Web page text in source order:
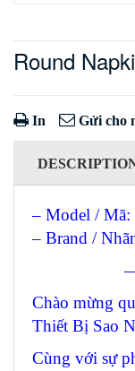
Round
In Gửi cho
– Model / Mã:
– Brand /
Chào mừng
Thiết Bị Sao
Cùng với sự